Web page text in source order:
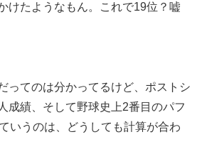
けたようなもん。これで19位？嘘
ってのは分かってるけど、ポストシ
成績、そして野球史上2番目のパフ
いうのは、どうしても計算が合わ